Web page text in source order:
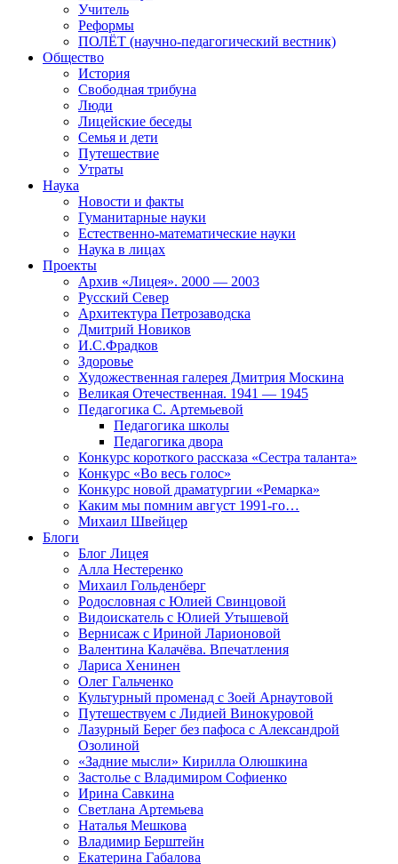
Учитель
Реформы
ПОЛЁТ (научно-педагогический вестник)
Общество
История
Свободная трибуна
Люди
Лицейские беседы
Семья и дети
Путешествие
Утраты
Наука
Новости и факты
Гуманитарные науки
Естественно-математические науки
Наука в лицах
Проекты
Архив «Лицея». 2000 — 2003
Русский Север
Архитектура Петрозаводска
Дмитрий Новиков
И.С.Фрадков
Здоровье
Художественная галерея Дмитрия Москина
Великая Отечественная. 1941 — 1945
Педагогика С. Артемьевой
Педагогика школы
Педагогика двора
Конкурс короткого рассказа «Сестра таланта»
Конкурс «Во весь голос»
Конкурс новой драматургии «Ремарка»
Каким мы помним август 1991-го…
Михаил Швейцер
Блоги
Блог Лицея
Алла Нестеренко
Михаил Гольденберг
Родословная с Юлией Свинцовой
Видоискатель с Юлией Утышевой
Вернисаж с Ириной Ларионовой
Валентина Калачёва. Впечатления
Лариса Хенинен
Олег Гальченко
Культурный променад с Зоей Арнаутовой
Путешествуем с Лидией Винокуровой
Лазурный Берег без пафоса с Александрой
Озолиной
«Задние мысли» Кирилла Олюшкина
Застолье с Владимиром Софиенко
Ирина Савкина
Светлана Артемьева
Наталья Мешкова
Владимир Берштейн
Екатерина Габалова